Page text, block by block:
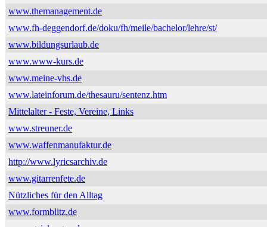
www.themanagement.de
www.fh-deggendorf.de/doku/fh/meile/bachelor/lehre/st/
www.bildungsurlaub.de
www.www-kurs.de
www.meine-vhs.de
www.lateinforum.de/thesauru/sentenz.htm
Mittelalter - Feste, Vereine, Links
www.streuner.de
www.waffenmanufaktur.de
http://www.lyricsarchiv.de
www.gitarrenfete.de
Nützliches für den Alltag
www.formblitz.de